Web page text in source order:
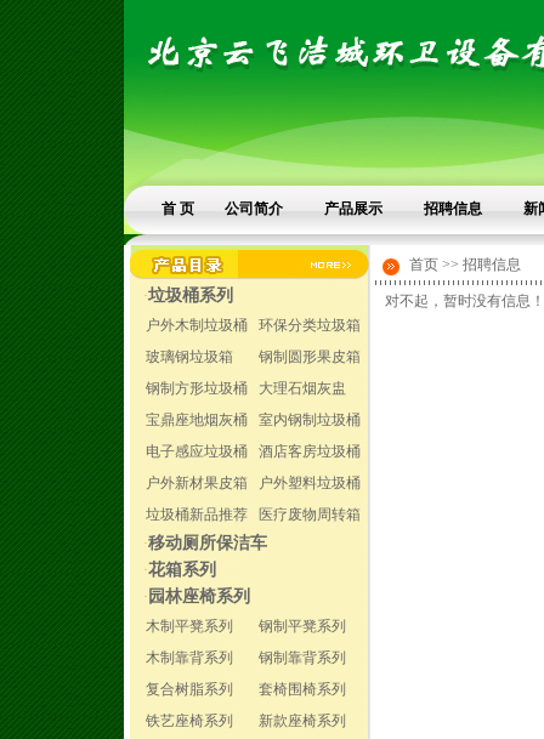
首 页 公司简介 产品展示 招聘信息 新
·垃圾桶系列
户外木制垃圾桶
环保分类垃圾箱
玻璃钢垃圾箱
钢制圆形果皮箱
钢制方形垃圾桶
大理石烟灰盅
宝鼎座地烟灰桶
室内钢制垃圾桶
电子感应垃圾桶
酒店客房垃圾桶
户外新材果皮箱
户外塑料垃圾桶
垃圾桶新品推荐
医疗废物周转箱
·移动厕所保洁车
·花箱系列
· 园林座椅系列
木制平凳系列
钢制平凳系列
木制靠背系列
钢制靠背系列
复合树脂系列
套椅围椅系列
铁艺座椅系列
新款座椅系列
首页 >> 招聘信息
对不起，暂时没有信息！